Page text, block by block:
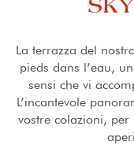
La terrazza del
pieds dans l’eau,
sensi che vi
L’incantevole
vostre colazioni,